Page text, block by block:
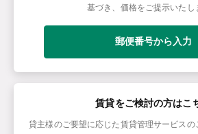
基づき、価格をご提示いたし
郵便番号から入力
賃貸をご検討の方はこ
貸主様のご要望に応じた賃貸管理サービス